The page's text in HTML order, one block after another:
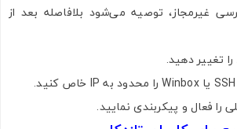
غیرمجاز، توصیه می‌شود بلافاصله بعد از
تغییر دهید.
را فعال و پیکربندی نمایید.